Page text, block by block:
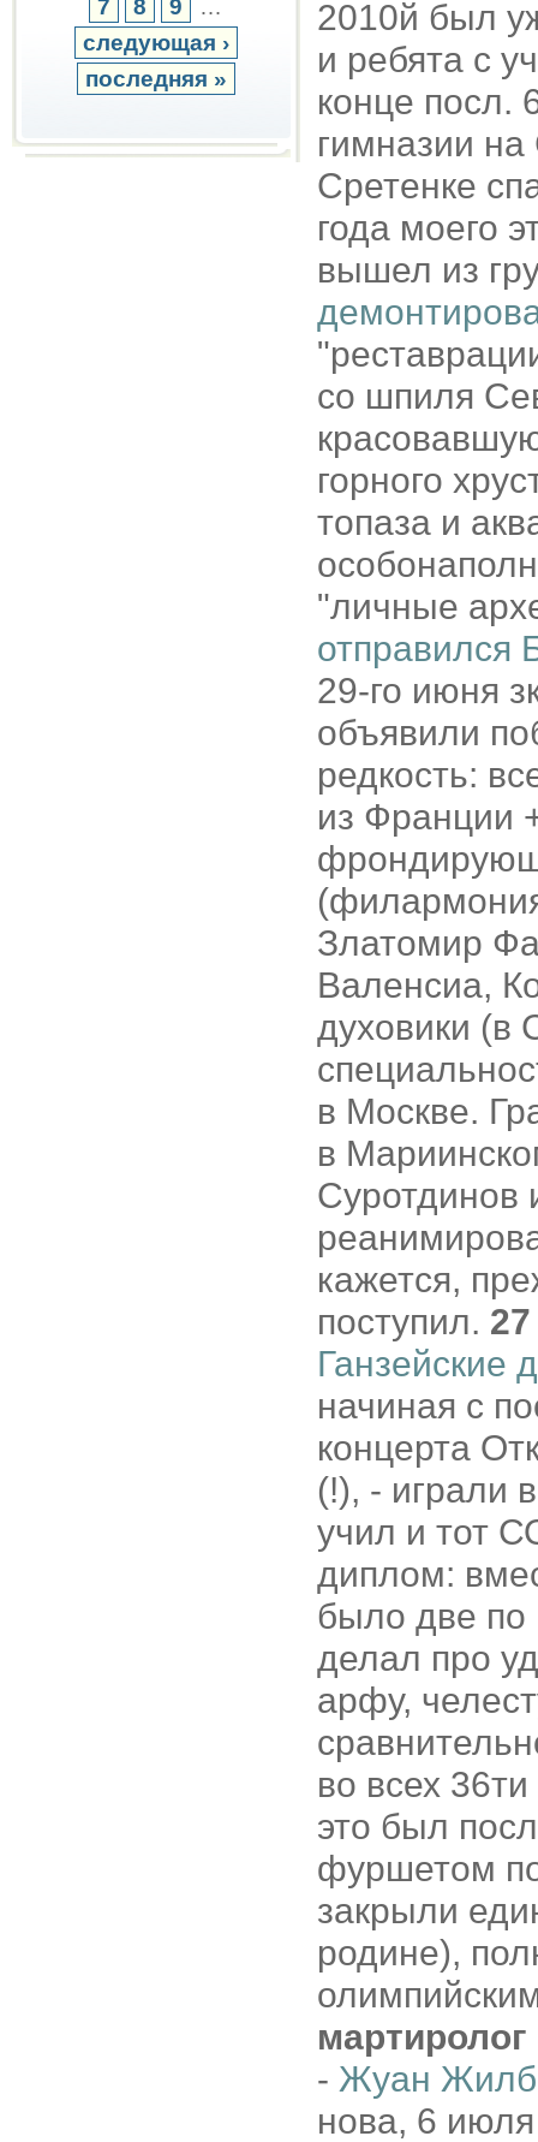
7 8 9
…
следующая ›
последняя »
2010й был
и ребята с
конце посл.
гимназии
Сретенке
года моего
вышел из
со шпиля
горного
топаза и
"личные
отправился
29-го июня
объявили
редкость:
из Франции
Златомир
Валенсиа,
духовики (в
в Москве.
в
Суротдинов
кажется,
поступил. 27
Ганзейские
начиная с
концерта
(!), - играли
учил и тот
диплом:
было две по
делал про
арфу,
во всех
это был
фуршетом
закрыли
родине),
мартиролог
- Жуан
нова, 6 июля